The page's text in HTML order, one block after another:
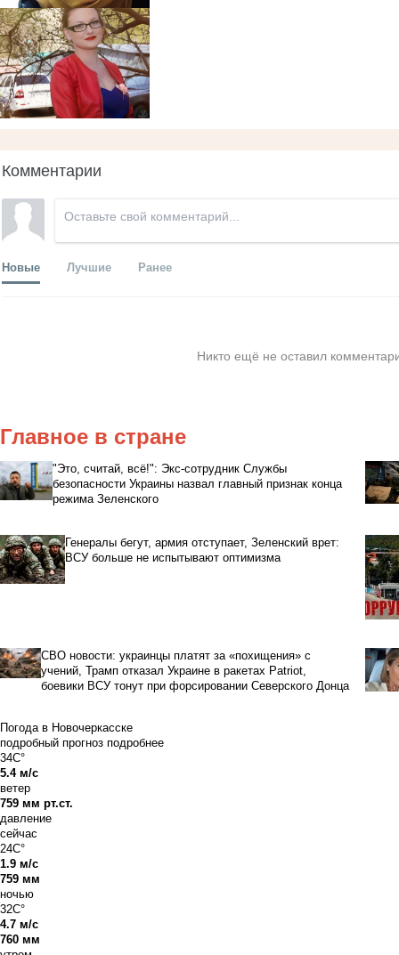
Комментарии
Новые Лучшие Ранее
Никто ещё не оставил
Главное в стране
"Это, считай, всё!": Экс-сотрудник Службы
безопасности Украины назвал главный признак конца
режима Зеленского
Генералы бегут, армия отступает, Зеленский врет:
ВСУ больше не испытывают оптимизма
СВО новости: украинцы платят за «похищения» с
учений, Трамп отказал Украине в ракетах Patriot,
боевики ВСУ тонут при форсировании Северского Донца
Погода в Новочеркасске
подробный прогноз подробнее
34C°
5.4 м/с
ветер
759 мм рт.ст.
давление
сейчас
24C°
1.9 м/с
759 мм
ночью
32C°
4.7 м/с
760 мм